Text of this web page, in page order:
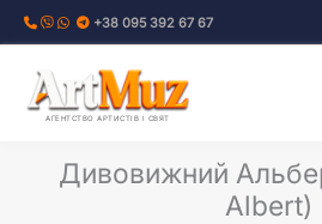
Перейти
+38 095 392 67 67
АГЕНТСТВО АРТИСТІВ І СВЯТ
Дивовижний
Albert)